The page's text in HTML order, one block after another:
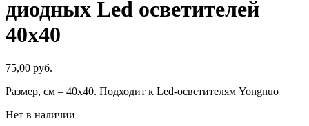
диодных Led осветителей
40х40
75,00 руб.
Размер, см – 40х40. Подходит к Led-осветителям Yongnuo
Нет в наличии